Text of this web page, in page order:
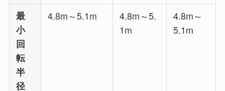
最
小
回
転
半
径
4.8m～5.1m
4.8m～5.
1m
4.8m～
5.1m